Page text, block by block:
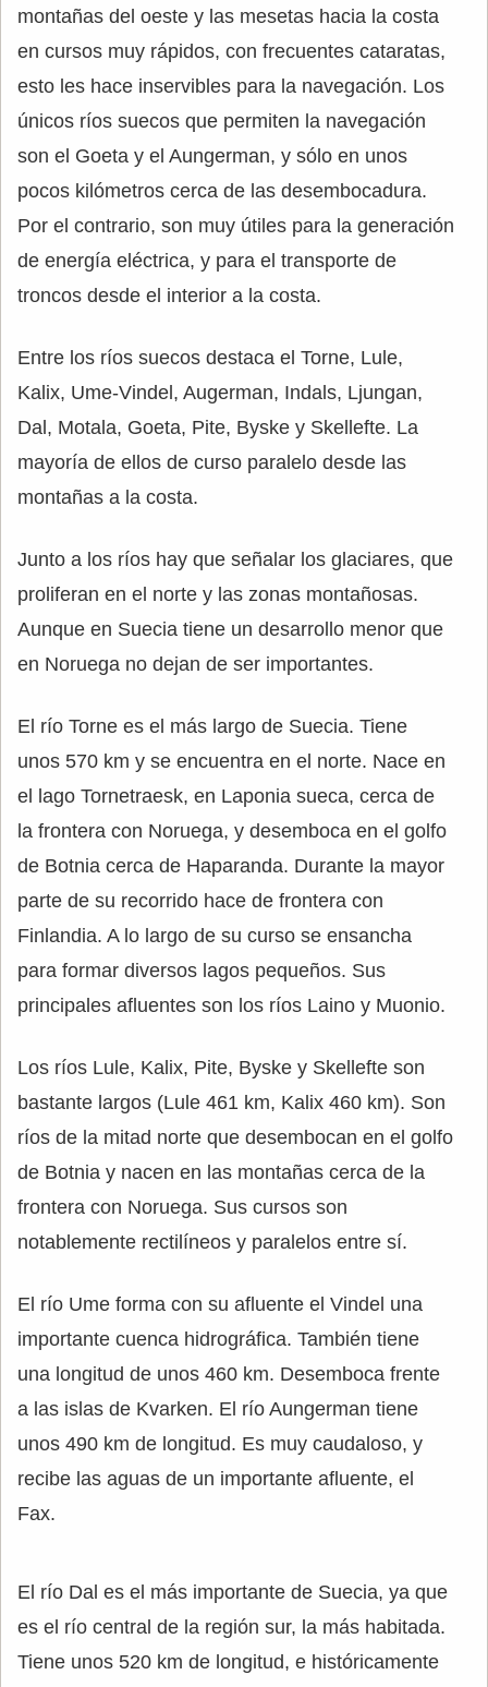
montañas del oeste y las mesetas hacia la costa
en cursos muy rápidos, con frecuentes cataratas,
esto les hace inservibles para la navegación. Los
únicos ríos suecos que permiten la navegación
son el Goeta y el Aungerman, y sólo en unos
pocos kilómetros cerca de las desembocadura.
Por el contrario, son muy útiles para la generación
de energía eléctrica, y para el transporte de
troncos desde el interior a la costa.
Entre los ríos suecos destaca el Torne, Lule,
Kalix, Ume-Vindel, Augerman, Indals, Ljungan,
Dal, Motala, Goeta, Pite, Byske y Skellefte. La
mayoría de ellos de curso paralelo desde las
montañas a la costa.
Junto a los ríos hay que señalar los glaciares, que
proliferan en el norte y las zonas montañosas.
Aunque en Suecia tiene un desarrollo menor que
en Noruega no dejan de ser importantes.
El río Torne es el más largo de Suecia. Tiene
unos 570 km y se encuentra en el norte. Nace en
el lago Tornetraesk, en Laponia sueca, cerca de
la frontera con Noruega, y desemboca en el golfo
de Botnia cerca de Haparanda. Durante la mayor
parte de su recorrido hace de frontera con
Finlandia. A lo largo de su curso se ensancha
para formar diversos lagos pequeños. Sus
principales afluentes son los ríos Laino y Muonio.
Los ríos Lule, Kalix, Pite, Byske y Skellefte son
bastante largos (Lule 461 km, Kalix 460 km). Son
ríos de la mitad norte que desembocan en el golfo
de Botnia y nacen en las montañas cerca de la
frontera con Noruega. Sus cursos son
notablemente rectilíneos y paralelos entre sí.
El río Ume forma con su afluente el Vindel una
importante cuenca hidrográfica. También tiene
una longitud de unos 460 km. Desemboca frente
a las islas de Kvarken. El río Aungerman tiene
unos 490 km de longitud. Es muy caudaloso, y
recibe las aguas de un importante afluente, el
Fax.
El río Dal es el más importante de Suecia, ya que
es el río central de la región sur, la más habitada.
Tiene unos 520 km de longitud, e históricamente